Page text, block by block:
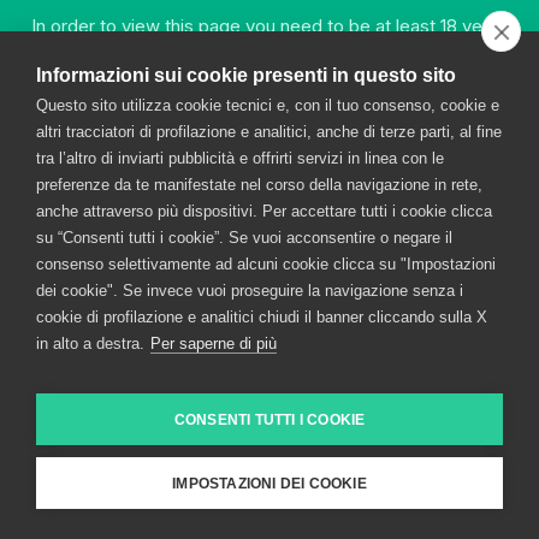
Broletto 35, 20121 MILANO
Entered in the Milan Register of Companies as no.
00720670157 – Tax and VAT code no.: 00720670157
share capital Euro 1,500,000.00 VAT
In order to view this page you need to be at least 18 years
YES
NO
Informazioni sui cookie presenti in questo sito
Questo sito utilizza cookie tecnici e, con il tuo consenso, cookie e
altri tracciatori di profilazione e analitici, anche di terze parti, al fine
tra l’altro di inviarti pubblicità e offrirti servizi in linea con le
preferenze da te manifestate nel corso della navigazione in rete,
anche attraverso più dispositivi. Per accettare tutti i cookie clicca
su “Consenti tutti i cookie”. Se vuoi acconsentire o negare il
consenso selettivamente ad alcuni cookie clicca su "Impostazioni
dei cookie". Se invece vuoi proseguire la navigazione senza i
cookie di profilazione e analitici chiudi il banner cliccando sulla X
in alto a destra. Per saperne di più
CONSENTI TUTTI I COOKIE
IMPOSTAZIONI DEI COOKIE